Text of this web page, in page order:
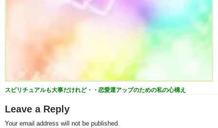
スピリチュアルも大事だけれど・・恋愛運アップのための私の心構え
Leave a Reply
Your email address will not be published.